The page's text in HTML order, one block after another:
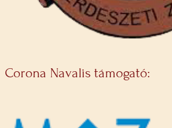
Corona Navalis támogató: